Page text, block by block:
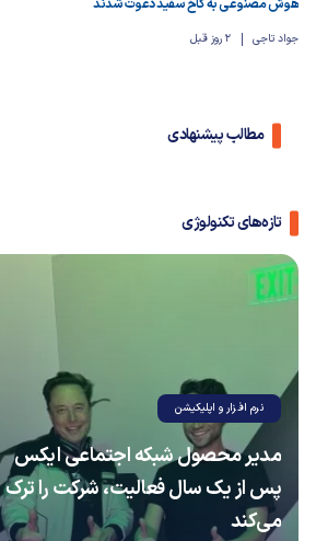
هوش مصنوعی به کاخ سفید دعوت شدند
جواد تاجی 2 روز قبل
مطالب پیشنهادی
تازه‌های تکنولوژی
نرم افزار و اپلیکیشن
مدیر محصول شبکه اجتماعی ایکس
پس از یک سال فعالیت، شرکت را ترک
می‌کند